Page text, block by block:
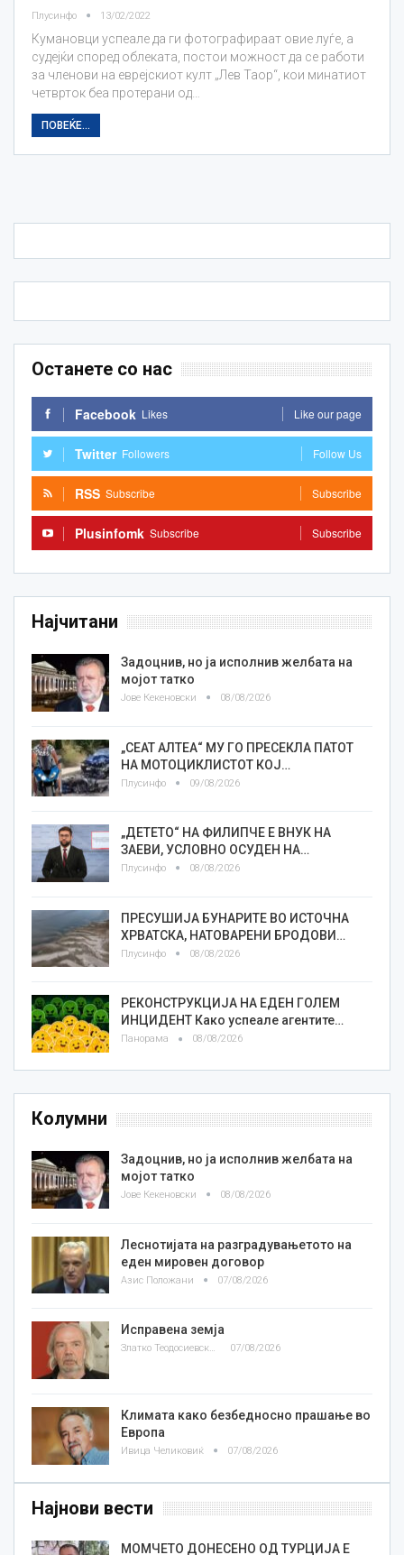
Плусинфо 13/02/2022
Кумановци успеале да ги фотографираат овие луѓе, а
судејќи според облеката, постои можност да се работи
за членови на еврејскиот култ „Лев Таор“, кои минатиот
четврток беа протерани од…
ПОВЕЌЕ...
Останете со нас
Facebook Likes Like our page
Twitter Followers Follow Us
RSS Subscribe Subscribe
Plusinfomk Subscribe Subscribe
Најчитани
Задоцнив, но ја исполнив желбата на
мојот татко
Јове Кекеновски 08/08/2026
„СЕАТ АЛТЕА“ МУ ГО ПРЕСЕКЛА ПАТОТ
НА МОТОЦИКЛИСТОТ КОЈ…
Плусинфо 09/08/2026
„ДЕТЕТО“ НА ФИЛИПЧЕ Е ВНУК НА
ЗАЕВИ, УСЛОВНО ОСУДЕН НА…
Плусинфо 08/08/2026
ПРЕСУШИЈА БУНАРИТЕ ВО ИСТОЧНА
ХРВАТСКА, НАТОВАРЕНИ БРОДОВИ…
Плусинфо 08/08/2026
РЕКОНСТРУКЦИЈА НА ЕДЕН ГОЛЕМ
ИНЦИДЕНТ Како успеале агентите…
Панорама 08/08/2026
Колумни
Задоцнив, но ја исполнив желбата на
мојот татко
Јове Кекеновски 08/08/2026
Леснотијата на разградувањетото на
еден мировен договор
Азис Положани 07/08/2026
Исправена земја
Златко Теодосиевски 07/08/2026
Климата како безбедносно прашање во
Европа
Ивица Челиковиќ 07/08/2026
Најнови вести
МОМЧЕТО ДОНЕСЕНО ОД ТУРЦИЈА Е